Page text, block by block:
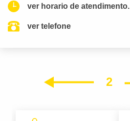
ver horario de atendimento.
ver telefone
2